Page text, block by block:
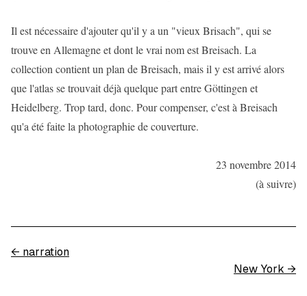
Il est nécessaire d'ajouter qu'il y a un "vieux Brisach", qui se
trouve en Allemagne et dont le vrai nom est Breisach. La
collection contient un plan de Breisach, mais il y est arrivé alors
que l'atlas se trouvait déjà quelque part entre Göttingen et
Heidelberg. Trop tard, donc. Pour compenser, c'est à Breisach
qu'a été faite la photographie de couverture.
23 novembre 2014
(à suivre)
← narration
New York →